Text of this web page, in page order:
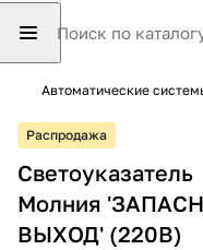
Автоматические
Распродажа
Светоуказатель
Молния
ВЫХОД' (220В)